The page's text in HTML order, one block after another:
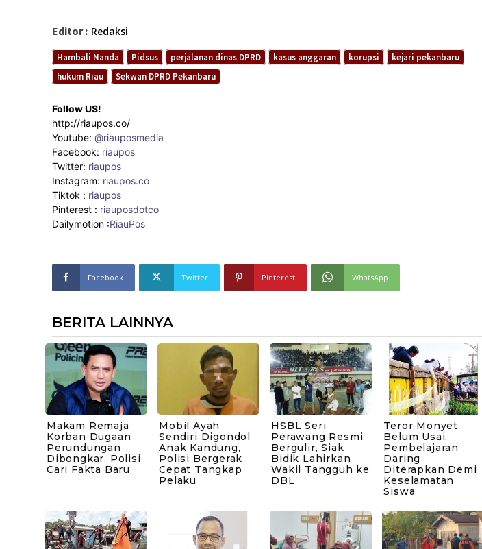
Editor : Redaksi
Hambali Nanda Pidsus perjalanan dinas DPRD kasus anggaran korupsi
kejari pekanbaru
hukum Riau
Sekwan DPRD Pekanbaru
Follow US!
http://riaupos.co/
Youtube: @riauposmedia
Facebook: riaupos
Twitter: riaupos
Instagram: riaupos.co
Tiktok : riaupos
Pinterest : riauposdotco
Dailymotion :RiauPos
Facebook Twitter Pinterest WhatsApp
BERITA LAINNYA
Makam Remaja
Korban Dugaan
Perundungan
Dibongkar, Polisi
Cari Fakta Baru
Mobil Ayah
Sendiri Digondol
Anak Kandung,
Polisi Bergerak
Cepat Tangkap
Pelaku
HSBL Seri
Perawang Resmi
Bergulir, Siak
Bidik Lahirkan
Wakil Tangguh ke
DBL
Teror Monyet
Belum Usai,
Pembelajaran
Daring
Diterapkan Demi
Keselamatan
Siswa